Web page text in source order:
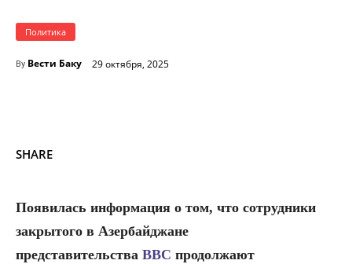
Политика
By Вести Баку 29 октября, 2025
SHARE
Появилась информация о том, что сотрудники
закрытого в Азербайджане
представительства BBC продолжают